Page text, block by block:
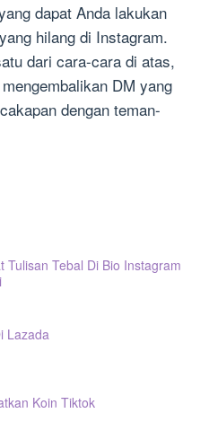
dapat Anda lakukan
hilang di Instagram.
dari cara-cara di atas,
DM yang
dengan teman-
Tulisan Tebal Di Bio Instagram
Lazada
Koin Tiktok